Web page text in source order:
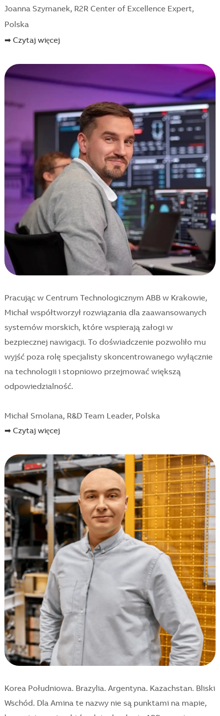
Joanna Szymanek, R2R Center of Excellence Expert,
Polska
➡ Czytaj więcej
Pracując w Centrum Technologicznym ABB w Krakowie,
Michał współtworzył rozwiązania dla zaawansowanych
systemów morskich, które wspierają załogi w
bezpiecznej nawigacji. To doświadczenie pozwoliło mu
wyjść poza rolę specjalisty skoncentrowanego wyłącznie
na technologii i stopniowo przejmować większą
odpowiedzialność.
Michał Smolana, R&D Team Leader, Polska
➡ Czytaj więcej
Korea Południowa. Brazylia. Argentyna. Kazachstan. Bliski
Wschód. Dla Amina te nazwy nie są punktami na mapie,